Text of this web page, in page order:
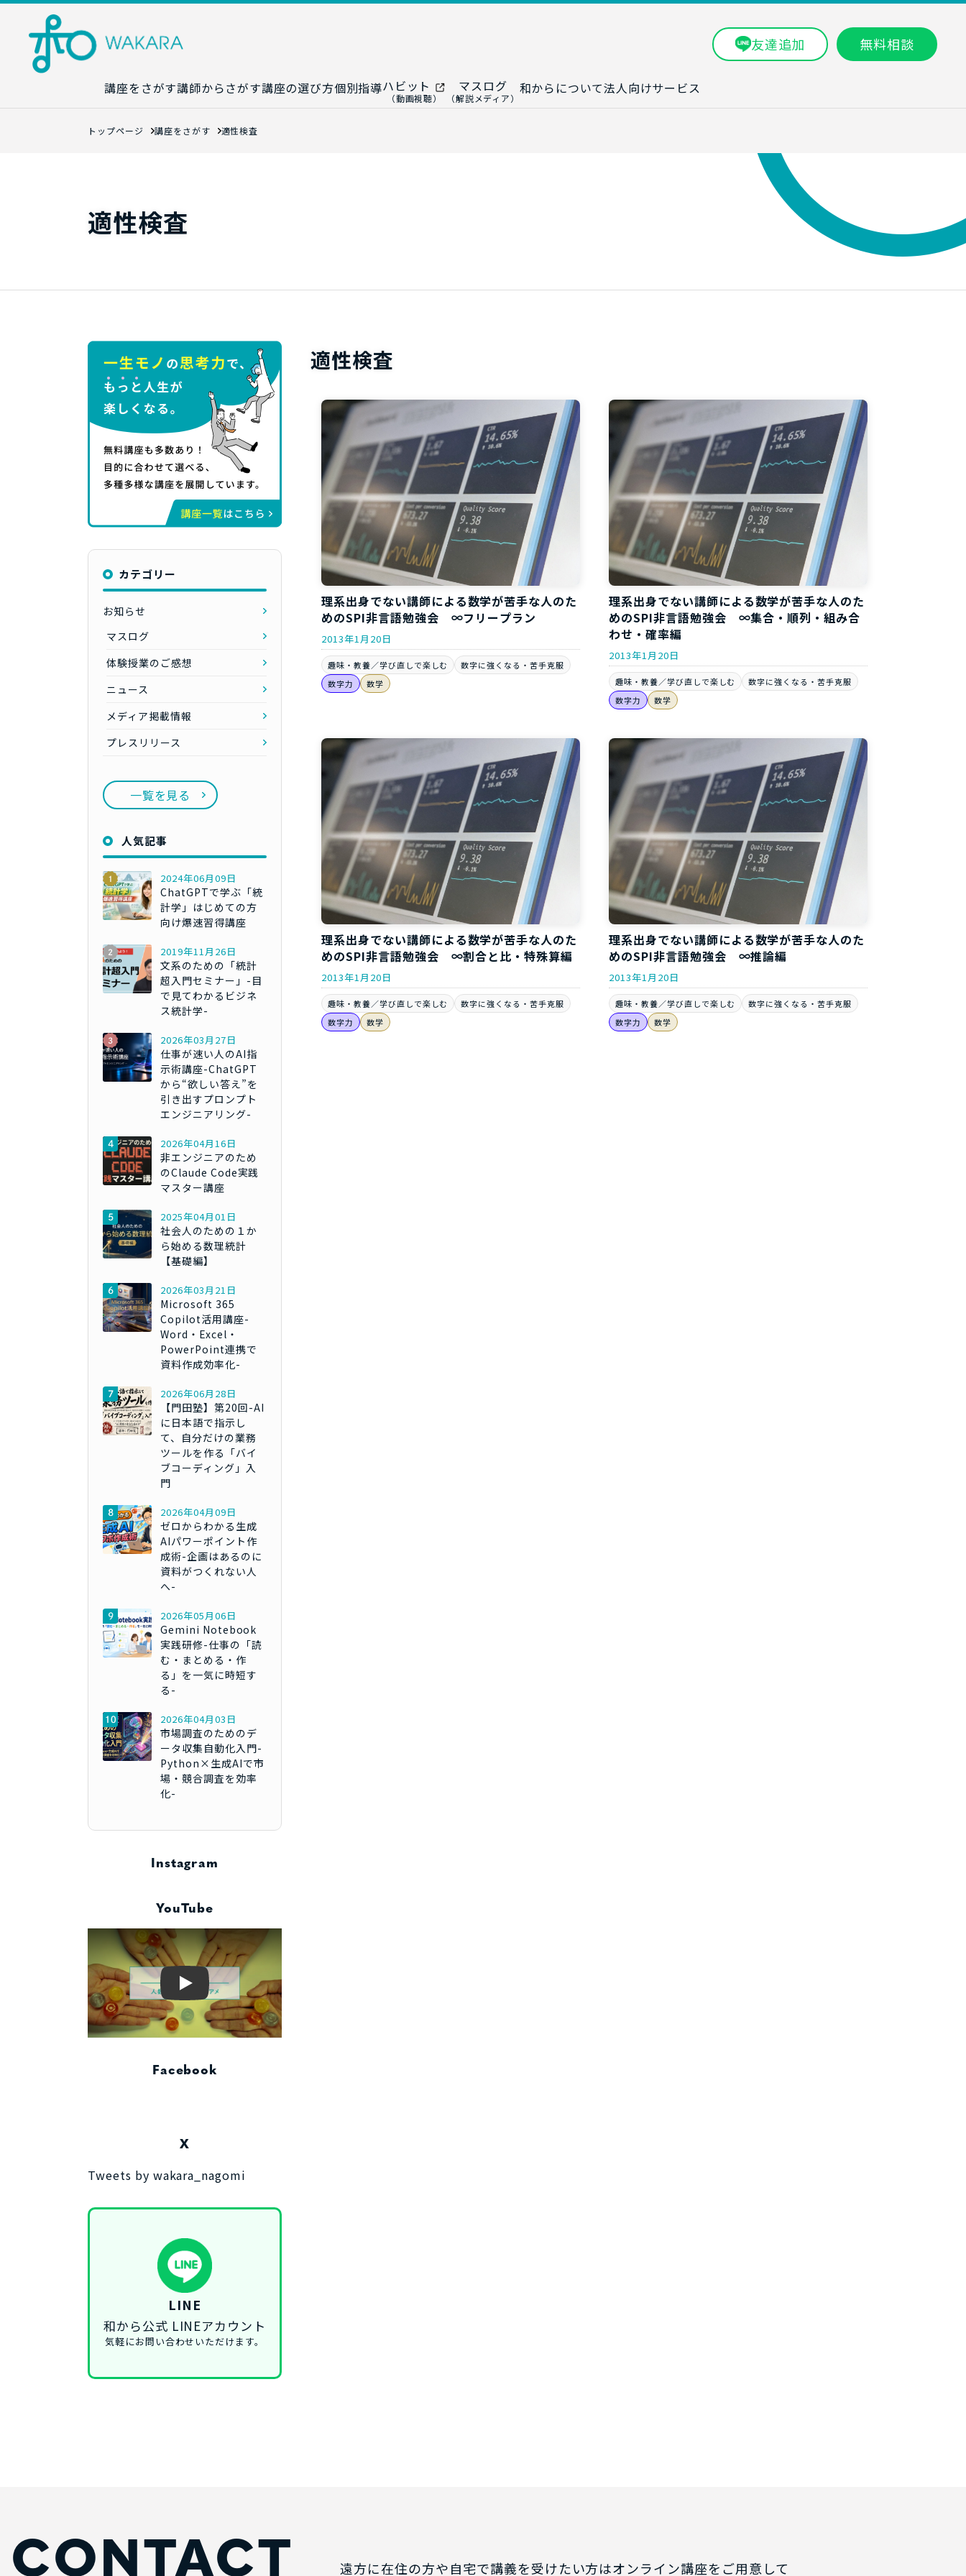
友達追加 無料相談
講座をさがす講師からさがす講座の選び方
講座カレンダー
個別指導ハビット
（動画視聴）
マスログ
（解説メディア）
和からについて法人向けサービス
トップページ 講座をさがす 適性検査
適性検査
適性検査
理系出身でない講師による数学が苦手な人のた
めのSPI非言語勉強会 ∞フリープラン
2013年1月20日
趣味・教養／学び直しで楽しむ
数字に強くなる・苦手克服
数字力
数学
理系出身でない講師による数学が苦手な人のた
めのSPI非言語勉強会 ∞集合・順列・組み合
わせ・確率編
2013年1月20日
趣味・教養／学び直しで楽しむ
数字に強くなる・苦手克服
数字力
数学
理系出身でない講師による数学が苦手な人のた
めのSPI非言語勉強会 ∞割合と比・特殊算編
2013年1月20日
趣味・教養／学び直しで楽しむ
数字に強くなる・苦手克服
数字力
数学
理系出身でない講師による数学が苦手な人のた
めのSPI非言語勉強会 ∞推論編
2013年1月20日
趣味・教養／学び直しで楽しむ
数字に強くなる・苦手克服
数字力
数学
カテゴリー
お知らせ
マスログ
体験授業のご感想
ニュース
メディア掲載情報
プレスリリース
一覧を見る
人気記事
2024年06月09日
ChatGPTで学ぶ「統
計学」はじめての方
向け爆速習得講座
2019年11月26日
文系のための「統計
超入門セミナー」-目
で見てわかるビジネ
ス統計学-
2026年03月27日
仕事が速い人のAI指
示術講座-ChatGPT
から“欲しい答え”を
引き出すプロンプト
エンジニアリング-
2026年04月16日
非エンジニアのため
のClaude Code実践
マスター講座
2025年04月01日
社会人のための１か
ら始める数理統計
【基礎編】
2026年03月21日
Microsoft 365
Copilot活用講座-
Word・Excel・
PowerPoint連携で
資料作成効率化-
2026年06月28日
【門田塾】第20回-AI
に日本語で指示し
て、自分だけの業務
ツールを作る「バイ
ブコーディング」入
門
2026年04月09日
ゼロからわかる生成
AIパワーポイント作
成術-企画はあるのに
資料がつくれない人
へ-
2026年05月06日
Gemini Notebook
実践研修-仕事の「読
む・まとめる・作
る」を一気に時短す
る-
2026年04月03日
市場調査のためのデ
ータ収集自動化入門-
Python×生成AIで市
場・競合調査を効率
化-
Instagram
YouTube
Play
Facebook
X
Tweets by wakara_nagomi
LINE
和から公式 LINEアカウント
気軽にお問い合わせいただけます。
CONTACT 遠方に在住の方や自宅で講義を受けたい方はオンライン講座をご用意して